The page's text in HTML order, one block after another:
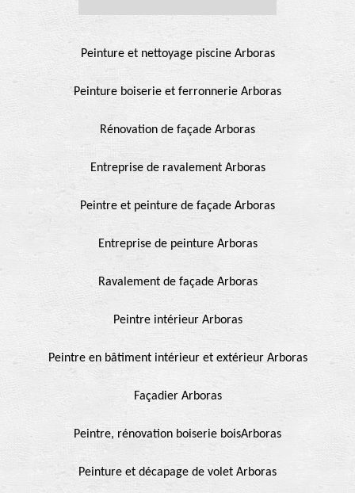
Peinture et nettoyage piscine Arboras
Peinture boiserie et ferronnerie Arboras
Rénovation de façade Arboras
Entreprise de ravalement Arboras
Peintre et peinture de façade Arboras
Entreprise de peinture Arboras
Ravalement de façade Arboras
Peintre intérieur Arboras
Peintre en bâtiment intérieur et extérieur Arboras
Façadier Arboras
Peintre, rénovation boiserie boisArboras
Peinture et décapage de volet Arboras